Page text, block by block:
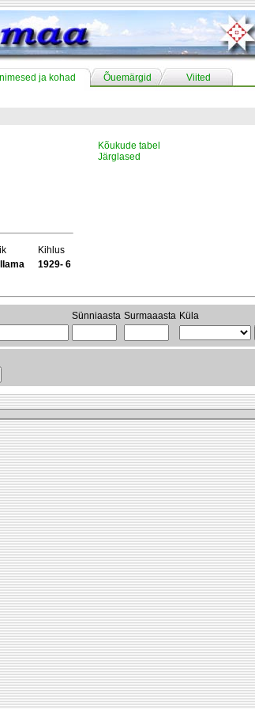
Inimesed ja kohad Õuemärgid Viited
Kihlus
1929- 6
Kõukude tabel
Järglased
Sünniaasta Surmaaasta Küla